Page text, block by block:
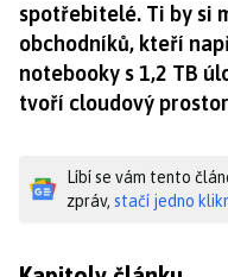
spotřebitelé. Ti by si
obchodníků, kteří
notebooky s 1,2 TB
tvoří cloudový
Líbí se vám tento
zpráv, stačí jedno